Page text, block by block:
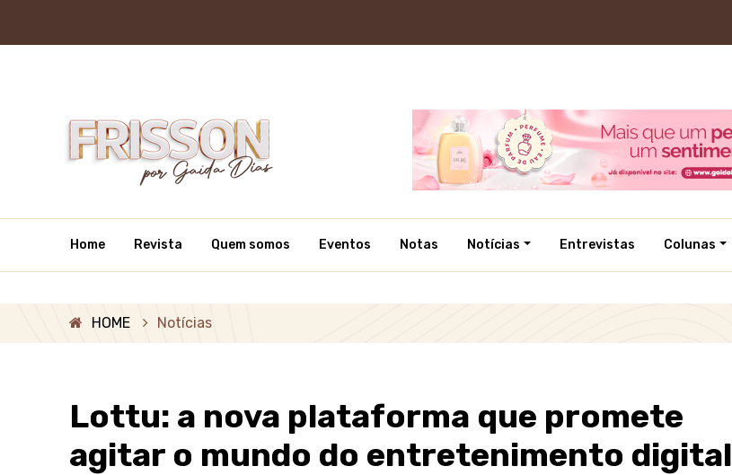
Home Revista Quem somos Eventos Notas Notícias Entrevistas Colunas
HOME Notícias
Lottu: a nova plataforma que promete
agitar o mundo do entretenimento digital